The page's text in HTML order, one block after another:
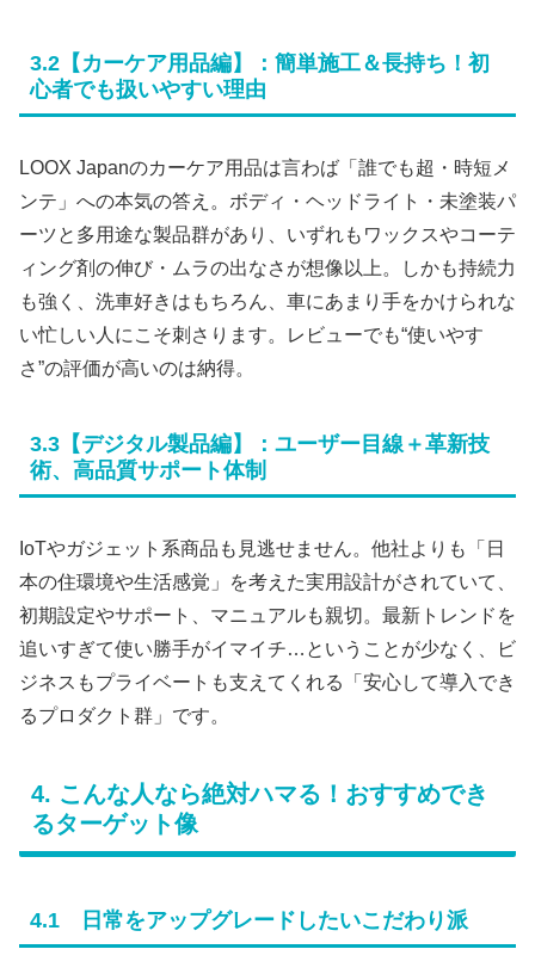
3.2【カーケア用品編】：簡単施工＆長持ち！初
心者でも扱いやすい理由
LOOX Japanのカーケア用品は言わば「誰でも超・時短メ
ンテ」への本気の答え。ボディ・ヘッドライト・未塗装パ
ーツと多用途な製品群があり、いずれもワックスやコーテ
ィング剤の伸び・ムラの出なさが想像以上。しかも持続力
も強く、洗車好きはもちろん、車にあまり手をかけられな
い忙しい人にこそ刺さります。レビューでも“使いやす
さ”の評価が高いのは納得。
3.3【デジタル製品編】：ユーザー目線＋革新技
術、高品質サポート体制
IoTやガジェット系商品も見逃せません。他社よりも「日
本の住環境や生活感覚」を考えた実用設計がされていて、
初期設定やサポート、マニュアルも親切。最新トレンドを
追いすぎて使い勝手がイマイチ…ということが少なく、ビ
ジネスもプライベートも支えてくれる「安心して導入でき
るプロダクト群」です。
4. こんな人なら絶対ハマる！おすすめでき
るターゲット像
4.1 日常をアップグレードしたいこだわり派